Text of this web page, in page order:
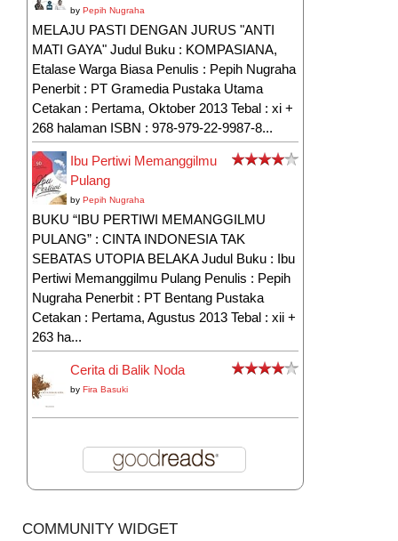
byPepih Nugraha
MELAJU PASTI DENGAN JURUS "ANTI
MATI GAYA" Judul Buku : KOMPASIANA,
Etalase Warga Biasa Penulis : Pepih Nugraha
Penerbit : PT Gramedia Pustaka Utama
Cetakan : Pertama, Oktober 2013 Tebal : xi +
268 halaman ISBN : 978-979-22-9987-8...
Ibu Pertiwi Memanggilmu
Pulang
byPepih Nugraha
BUKU “IBU PERTIWI MEMANGGILMU
PULANG” : CINTA INDONESIA TAK
SEBATAS UTOPIA BELAKA Judul Buku : Ibu
Pertiwi Memanggilmu Pulang Penulis : Pepih
Nugraha Penerbit : PT Bentang Pustaka
Cetakan : Pertama, Agustus 2013 Tebal : xii +
263 ha...
Cerita di Balik Noda
byFira Basuki
COMMUNITY WIDGET